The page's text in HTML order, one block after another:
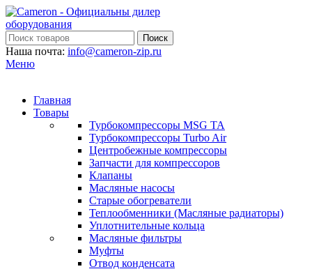
Поиск
Наша почта: info@cameron-zip.ru
Меню
Главная
Товары
Турбокомпрессоры MSG TA
Турбокомпрессоры Turbo Air
Центробежные компрессоры
Запчасти для компрессоров
Клапаны
Масляные насосы
Старые обогреватели
Теплообменники (Масляные радиаторы)
Уплотнительные кольца
Масляные фильтры
Муфты
Отвод конденсата